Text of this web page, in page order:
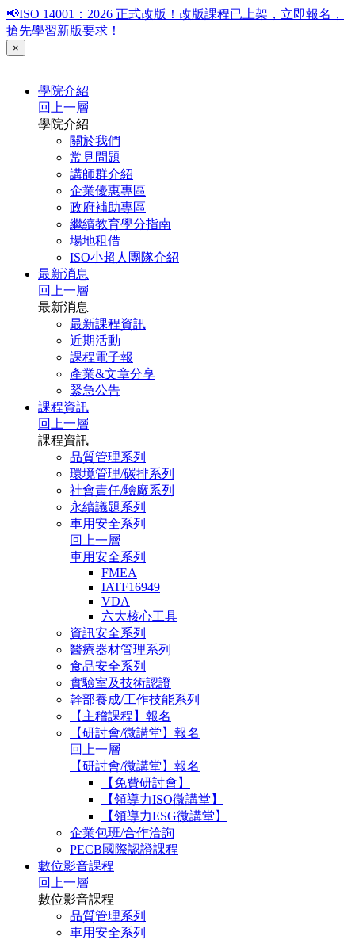
📢ISO 14001：2026 正式改版！改版課程已上架，立即報名，
搶先學習新版要求！
×
學院介紹
回上一層
學院介紹
關於我們
常見問題
講師群介紹
企業優惠專區
政府補助專區
繼續教育學分指南
場地租借
ISO小超人團隊介紹
最新消息
回上一層
最新消息
最新課程資訊
近期活動
課程電子報
產業&文章分享
緊急公告
課程資訊
回上一層
課程資訊
品質管理系列
環境管理/碳排系列
社會責任/驗廠系列
永續議題系列
車用安全系列
回上一層
車用安全系列
FMEA
IATF16949
VDA
六大核心工具
資訊安全系列
醫療器材管理系列
食品安全系列
實驗室及技術認證
幹部養成/工作技能系列
【主稽課程】報名
【研討會/微講堂】報名
回上一層
【研討會/微講堂】報名
【免費研討會】
【領導力ISO微講堂】
【領導力ESG微講堂】
企業包班/合作洽詢
PECB國際認證課程
數位影音課程
回上一層
數位影音課程
品質管理系列
車用安全系列